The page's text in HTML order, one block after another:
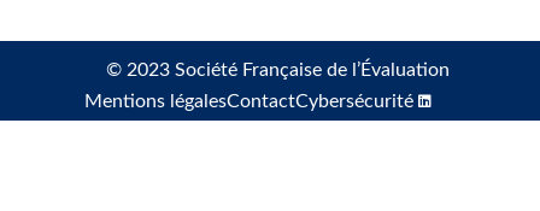
© 2023 Société Française de l’Évaluation
Mentions légalesContactCybersécurité